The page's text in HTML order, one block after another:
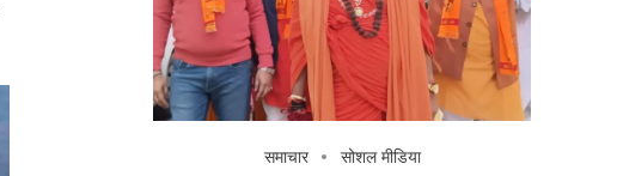
समाचार सोशल मीडिया